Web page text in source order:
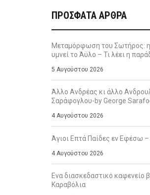
ΠΡΌΣΦΑΤΑ ΆΡΘΡΑ
Μεταμόρφωση του Σωτήρος: η
υμνεί το Άϋλο – Τι λέει η
5 Αυγούστου 2026
Άλλο Ανδρέας κι άλλο
Σαράφογλου-by George
4 Αυγούστου 2026
Άγιοι Επτά Παίδες εν Εφέσω
4 Αυγούστου 2026
Ενα διασκεδαστικό καφενείο
Καραβόλια